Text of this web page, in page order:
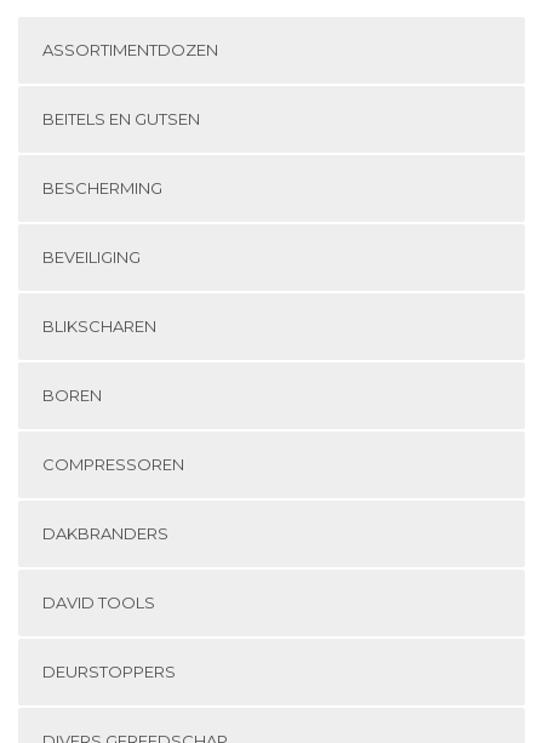
ASSORTIMENTDOZEN
BEITELS EN GUTSEN
BESCHERMING
BEVEILIGING
BLIKSCHAREN
BOREN
COMPRESSOREN
DAKBRANDERS
DAVID TOOLS
DEURSTOPPERS